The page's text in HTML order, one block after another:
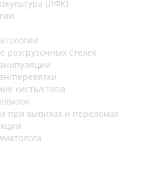
(ЛФК)
разгрузочных стелек
перевязки
кисть/стопа
при вывихах и переломах